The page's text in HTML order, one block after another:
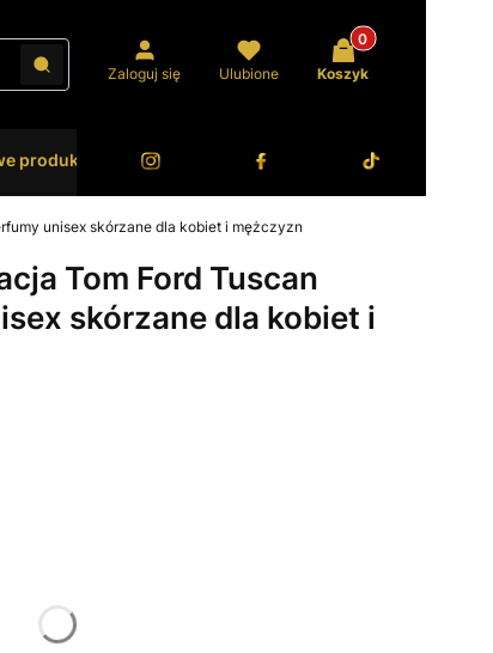
Szukaj Zaloguj się Ulubione
Produkty w
Koszyk
produkty Bestsellery
unisex skórzane dla kobiet i mężczyzn
Tom Ford Tuscan
skórzane dla kobiet i